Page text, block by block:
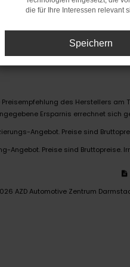
des Herstellers am
Ersparnis errechnet
Angebot. Preise sind
Angebot. Preise sind Bruttopreise.
AZD Automotive Zentrum
die für Ihre Interessen relevant
Speichern